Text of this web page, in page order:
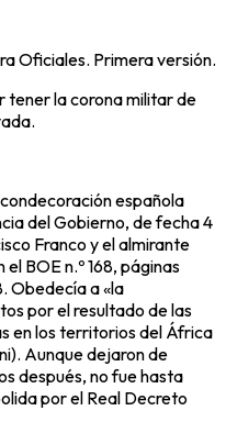
Oficiales. Primera versión.
tener la corona militar de
española
del Gobierno, de fecha 4
Franco y el almirante
BOE n.º 168, páginas
Obedecía a «la
por el resultado de las
en los territorios del África
Aunque dejaron de
después, no fue hasta
por el Real Decreto